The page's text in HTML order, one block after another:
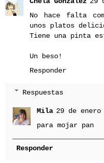
No hace falta
unos platos
Tiene una pinta
Un beso!
Responder
Respuestas
Mila 29 de
para mojar pan
Responder